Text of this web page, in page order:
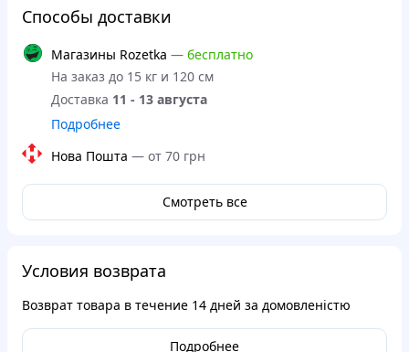
Способы доставки
Магазины Rozetka — бесплатно
На заказ до 15 кг и 120 см
Доставка 11 - 13 августа
Подробнее
Нова Пошта — от 70 грн
Смотреть все
Условия возврата
Возврат товара в течение 14 дней за домовленістю
Подробнее